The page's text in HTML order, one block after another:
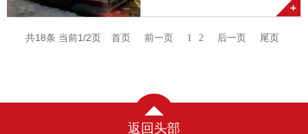
共18条 当前1/2页 首页 前一页 1 2 后一页 尾页
返回头部